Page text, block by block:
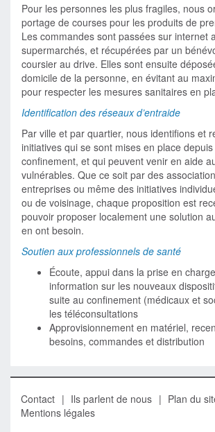
Pour les personnes les plus fragiles, nous
portage de courses pour les produits de
Les commandes sont passées sur internet
supermarchés, et récupérées par un
coursier au drive. Elles sont ensuite
domicile de la personne, en évitant au
pour respecter les mesures sanitaires en
Identification des réseaux d’entraide
Par ville et par quartier, nous identifions et
initiatives qui se sont mises en place
confinement, et qui peuvent venir en aide
vulnérables. Que ce soit par des
entreprises ou même des initiatives
ou de voisinage, chaque proposition est
pouvoir proposer localement une solution
en ont besoin.
Soutien aux professionnels de santé
Écoute, appui dans la prise en
information sur les nouveaux
suite au confinement (médicaux et
les téléconsultations
Approvisionnement en matériel,
besoins, commandes et distribution
Contact Ils parlent de nous
Plan du
Mentions légales